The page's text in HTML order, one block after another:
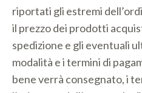
riportati gli estremi
il prezzo dei prodotti
spedizione e gli eventuali
modalità e i termini di
bene verrà consegnato, i